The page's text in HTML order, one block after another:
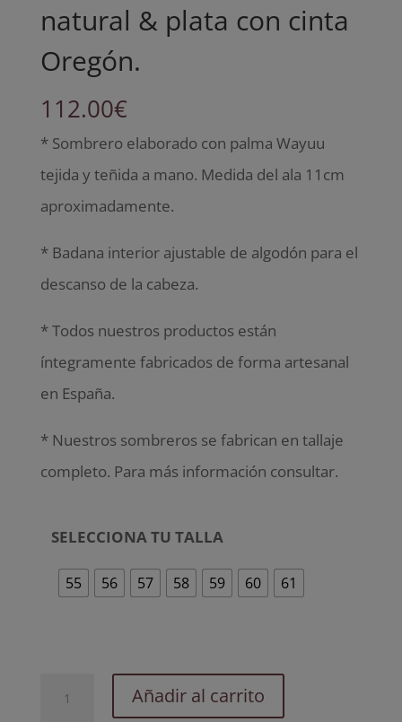
natural & plata con cinta
Oregón.
112.00€
* Sombrero elaborado con palma Wayuu
tejida y teñida a mano. Medida del ala 11cm
aproximadamente.
* Badana interior ajustable de algodón para el
descanso de la cabeza.
* Todos nuestros productos están
íntegramente fabricados de forma artesanal
en España.
* Nuestros sombreros se fabrican en tallaje
completo. Para más información consultar.
SELECCIONA TU TALLA
55 56 57 58 59 60 61
Añadir al carrito